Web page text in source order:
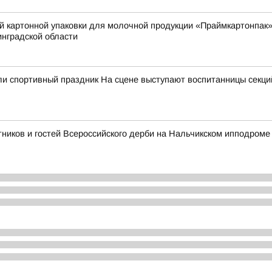
картонной упаковки для молочной продукции
области
спортивный праздник На сцене выступают воспитанницы
и гостей Всероссийского дерби на Нальчикском ипподроме